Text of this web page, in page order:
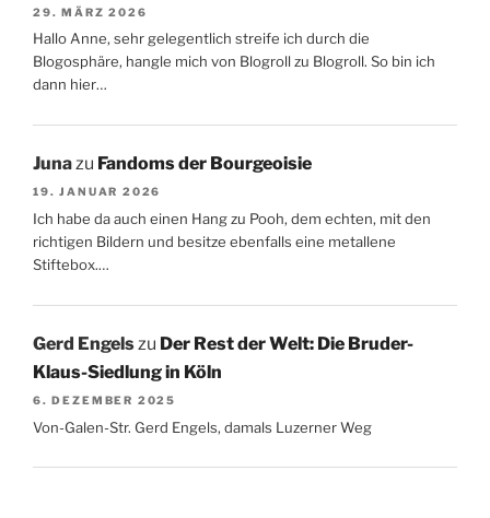
29. MÄRZ 2026
Hallo Anne, sehr gelegentlich streife ich durch die
Blogosphäre, hangle mich von Blogroll zu Blogroll. So bin ich
dann hier…
Junazu Fandoms der Bourgeoisie
19. JANUAR 2026
Ich habe da auch einen Hang zu Pooh, dem echten, mit den
richtigen Bildern und besitze ebenfalls eine metallene
Stiftebox.…
Gerd Engelszu Der Rest der Welt: Die Bruder-
Klaus-Siedlung in Köln
6. DEZEMBER 2025
Von-Galen-Str. Gerd Engels, damals Luzerner Weg